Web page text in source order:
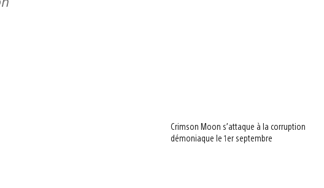
Crimson Moon s’attaque à la corruption
démoniaque le 1er septembre